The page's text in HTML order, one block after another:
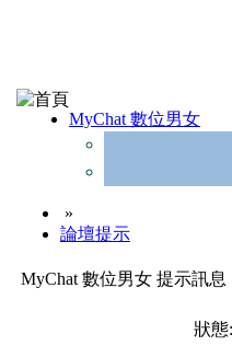
MyChat 數位男女
»
論壇提示
MyChat 數位男女 提示訊息
狀態